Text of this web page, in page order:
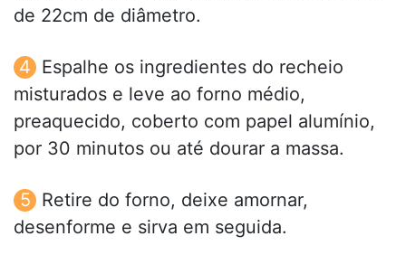
de 22cm de diâmetro.
Espalhe os ingredientes do recheio
misturados e leve ao forno médio,
preaquecido, coberto com papel alumínio,
por 30 minutos ou até dourar a massa.
Retire do forno, deixe amornar,
desenforme e sirva em seguida.